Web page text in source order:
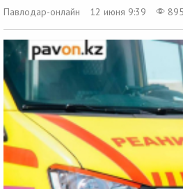
Павлодар-онлайн
12 июня 9:39 895